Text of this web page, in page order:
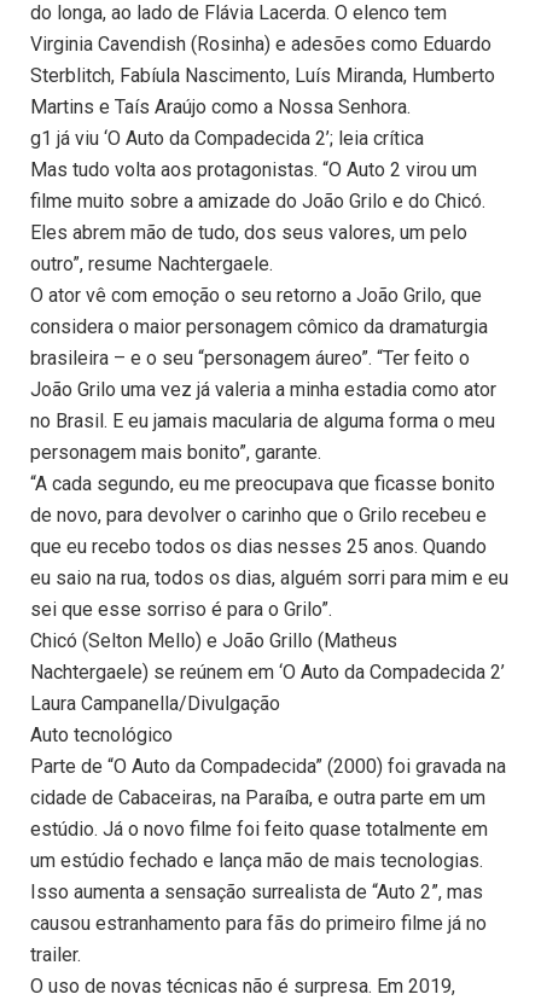
do longa, ao lado de Flávia Lacerda. O elenco tem
Virginia Cavendish (Rosinha) e adesões como Eduardo
Sterblitch, Fabíula Nascimento, Luís Miranda, Humberto
Martins e Taís Araújo como a Nossa Senhora.
g1 já viu ‘O Auto da Compadecida 2’; leia crítica
Mas tudo volta aos protagonistas. “O Auto 2 virou um
filme muito sobre a amizade do João Grilo e do Chicó.
Eles abrem mão de tudo, dos seus valores, um pelo
outro”, resume Nachtergaele.
O ator vê com emoção o seu retorno a João Grilo, que
considera o maior personagem cômico da dramaturgia
brasileira – e o seu “personagem áureo”. “Ter feito o
João Grilo uma vez já valeria a minha estadia como ator
no Brasil. E eu jamais macularia de alguma forma o meu
personagem mais bonito”, garante.
“A cada segundo, eu me preocupava que ficasse bonito
de novo, para devolver o carinho que o Grilo recebeu e
que eu recebo todos os dias nesses 25 anos. Quando
eu saio na rua, todos os dias, alguém sorri para mim e eu
sei que esse sorriso é para o Grilo”.
Chicó (Selton Mello) e João Grillo (Matheus
Nachtergaele) se reúnem em ‘O Auto da Compadecida 2’
Laura Campanella/Divulgação
Auto tecnológico
Parte de “O Auto da Compadecida” (2000) foi gravada na
cidade de Cabaceiras, na Paraíba, e outra parte em um
estúdio. Já o novo filme foi feito quase totalmente em
um estúdio fechado e lança mão de mais tecnologias.
Isso aumenta a sensação surrealista de “Auto 2”, mas
causou estranhamento para fãs do primeiro filme já no
trailer.
O uso de novas técnicas não é surpresa. Em 2019,